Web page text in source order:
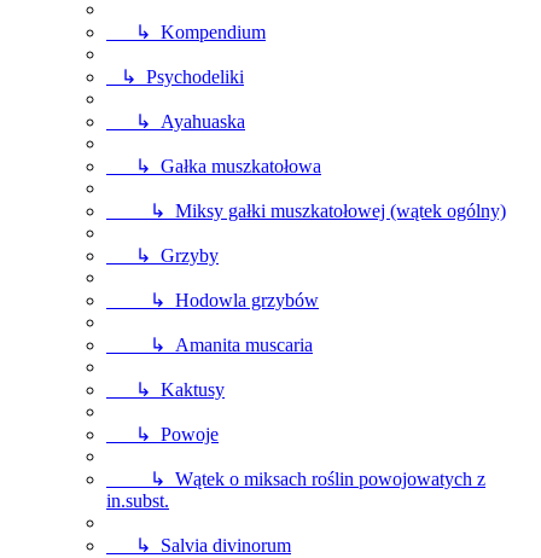
↳ Kompendium
↳ Psychodeliki
↳ Ayahuaska
↳ Gałka muszkatołowa
↳ Miksy gałki muszkatołowej (wątek ogólny)
↳ Grzyby
↳ Hodowla grzybów
↳ Amanita muscaria
↳ Kaktusy
↳ Powoje
↳ Wątek o miksach roślin powojowatych z
in.subst.
↳ Salvia divinorum